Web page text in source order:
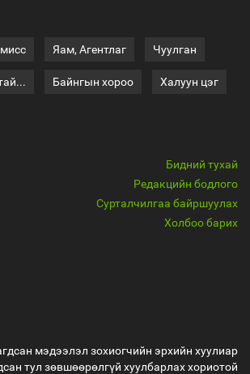
Яам, Агентлаг Чуулган
Байнгын хороо Халуун цэг
Бидний тухай
Редакцийн бодлого
Сурталчилгаа байршуулах
Холбоо барих
мэдээлэл зохиогчийн эрхийн хуулиар
тул зөвшөөрөлгүй хуулбарлах хориотой